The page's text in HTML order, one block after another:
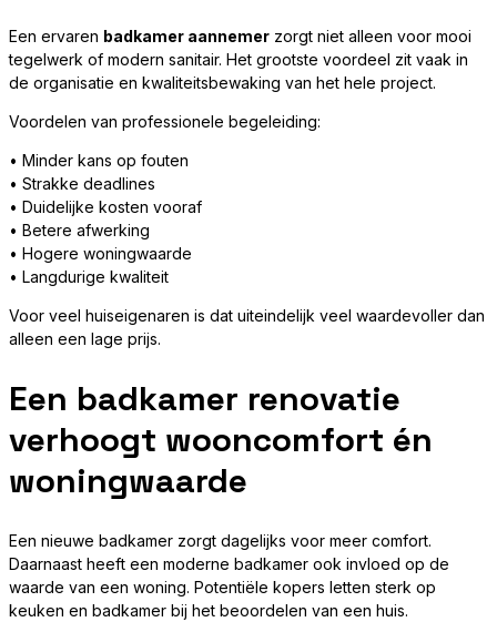
Een ervaren badkamer aannemer zorgt niet alleen voor mooi
tegelwerk of modern sanitair. Het grootste voordeel zit vaak in
de organisatie en kwaliteitsbewaking van het hele project.
Voordelen van professionele begeleiding:
• Minder kans op fouten
• Strakke deadlines
• Duidelijke kosten vooraf
• Betere afwerking
• Hogere woningwaarde
• Langdurige kwaliteit
Voor veel huiseigenaren is dat uiteindelijk veel waardevoller dan
alleen een lage prijs.
Een badkamer renovatie
verhoogt wooncomfort én
woningwaarde
Een nieuwe badkamer zorgt dagelijks voor meer comfort.
Daarnaast heeft een moderne badkamer ook invloed op de
waarde van een woning. Potentiële kopers letten sterk op
keuken en badkamer bij het beoordelen van een huis.